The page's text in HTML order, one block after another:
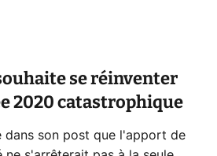
se réinventer
2020 catastrophique
dans son post que l'apport de